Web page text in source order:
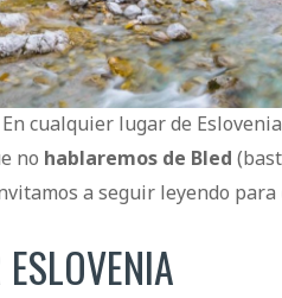
En cualquier lugar de Eslovenia
no hablaremos de Bled
a seguir leyendo para